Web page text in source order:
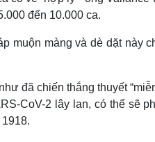
đến 10.000 ca.
muộn màng và dè dặt
đã chiến thắng thuyết
CoV-2 lây lan, có thể sẽ
1918.